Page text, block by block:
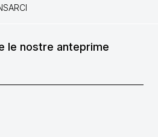
le nostre anteprime